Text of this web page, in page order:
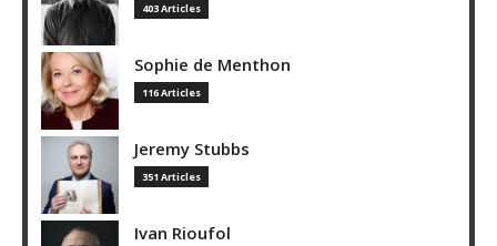
403 Articles
Sophie de Menthon
116 Articles
Jeremy Stubbs
351 Articles
Ivan Rioufol